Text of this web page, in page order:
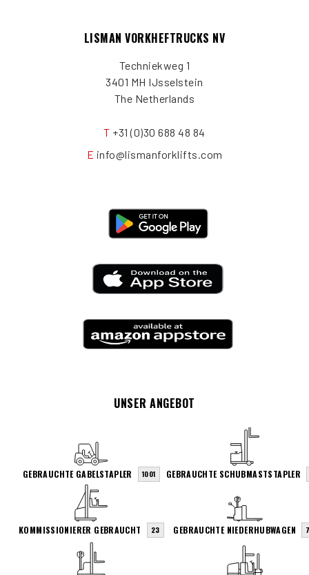
LISMAN VORKHEFTRUCKS NV
Techniekweg 1
3401 MH IJsselstein
The Netherlands
T +31 (0)30 688 48 84
E info@lismanforklifts.com
UNSER ANGEBOT
GEBRAUCHTE GABELSTAPLER 1001 GEBRAUCHTE SCHUBMASTSTAPLER
KOMMISSIONIERER GEBRAUCHT 23 GEBRAUCHTE NIEDERHUBWAGEN